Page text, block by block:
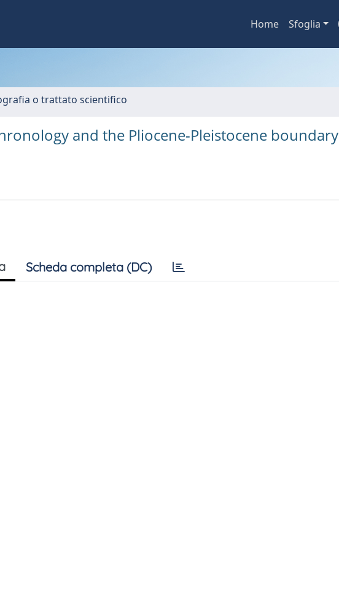
Home Sfoglia
o trattato scientifico
and the Pliocene-Pleistocene boundary
Scheda completa (DC)